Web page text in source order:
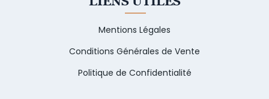
Mentions Légales
Conditions Générales de Vente
Politique de Confidentialité